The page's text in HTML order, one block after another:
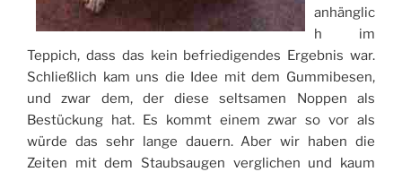
anhänglic
h im
Teppich, dass das kein befriedigendes Ergebnis war.
Schließlich kam uns die Idee mit dem Gummibesen,
und zwar dem, der diese seltsamen Noppen als
Bestückung hat. Es kommt einem zwar so vor als
würde das sehr lange dauern. Aber wir haben die
Zeiten mit dem Staubsaugen verglichen und kaum